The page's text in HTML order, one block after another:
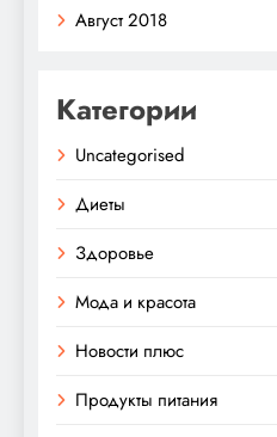
Август 2018
Категории
Uncategorised
Диеты
Здоровье
Мода и красота
Новости плюс
Продукты питания